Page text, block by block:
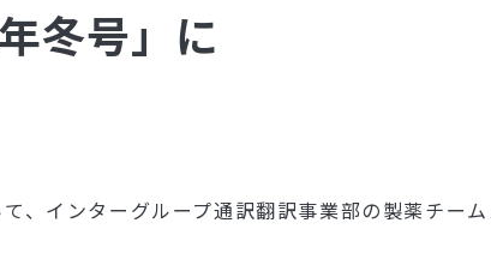
冬号」に
、インターグループ通訳翻訳事業部の製薬チー